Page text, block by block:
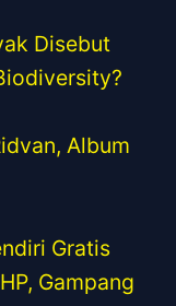
Disebut
Album
Gratis
Gampang